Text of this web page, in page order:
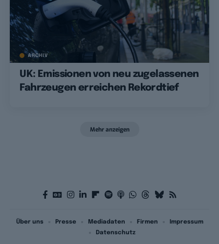
ARCHIV
UK: Emissionen von neu zugelassenen
Fahrzeugen erreichen Rekordtief
Mehr anzeigen
Über uns Presse Mediadaten Firmen
Impressum
Datenschutz